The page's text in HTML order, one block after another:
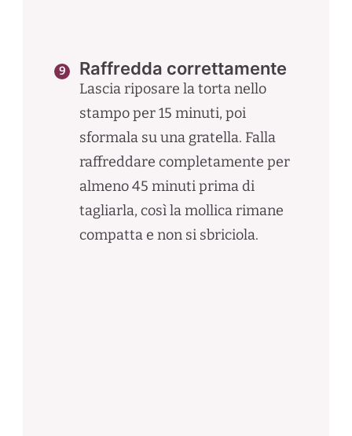
Raffredda correttamente
Lascia riposare la torta nello
stampo per 15 minuti, poi
sformala su una gratella. Falla
raffreddare completamente per
almeno 45 minuti prima di
tagliarla, così la mollica rimane
compatta e non si sbriciola.